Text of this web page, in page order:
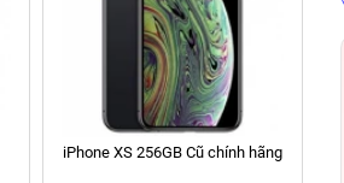
iPhone XS 256GB Cũ chính hãng